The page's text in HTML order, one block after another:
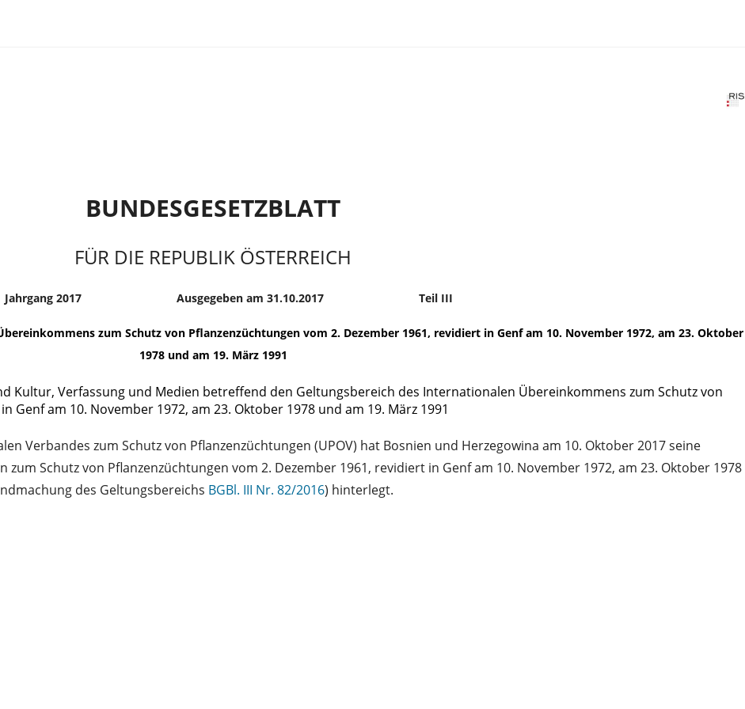
BUNDESGESETZBLATT
FÜR DIE REPUBLIK ÖSTERREICH
Jahrgang 2017 Ausgegeben am 31.10.2017 Teil III
zum Schutz von Pflanzenzüchtungen vom 2. Dezember 1961, revidiert in Genf am 10. November 1972, am 23. Oktober
1978 und am 19. März 1991
Kultur, Verfassung und Medien betreffend den Geltungsbereich des Internationalen Übereinkommens zum Schutz von
Genf am 10. November 1972, am 23. Oktober 1978 und am 19. März 1991
Verbandes zum Schutz von Pflanzenzüchtungen (UPOV) hat Bosnien und Herzegowina am 10. Oktober 2017 seine
Schutz von Pflanzenzüchtungen vom 2. Dezember 1961, revidiert in Genf am 10. November 1972, am 23. Oktober 1978
des Geltungsbereichs BGBl. III Nr. 82/2016) hinterlegt.